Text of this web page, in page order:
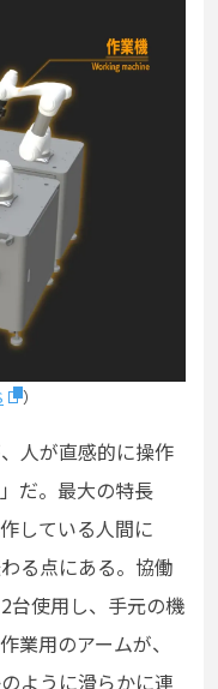
）
人が直感的に操作
だ。最大の特長
している人間に
る点にある。協働
台使用し、手元の機
業用のアームが、
ように滑らかに連